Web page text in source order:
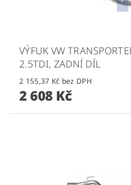
VÝFUK VW
2.5TDI, ZADNÍ DÍL
2 155,37 Kč bez DPH
2 608 Kč